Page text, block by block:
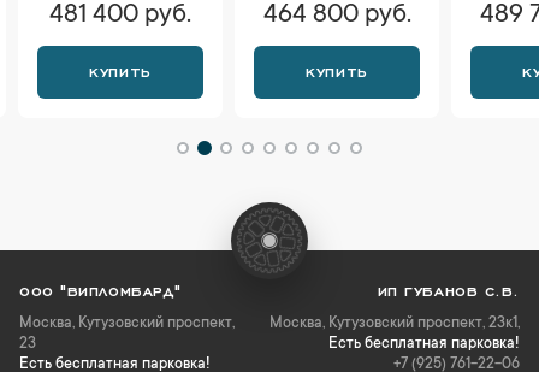
481 400 руб.
КУПИТЬ
464 800 руб.
КУПИТЬ
489
ООО "ВИПЛОМБАРД"
Москва, Кутузовский проспект,
23
Есть бесплатная парковка!
ИП ГУБАНОВ С.В.
Москва, Кутузовский проспект, 23к1,
Есть бесплатная парковка!
+7 (925) 761-22-06